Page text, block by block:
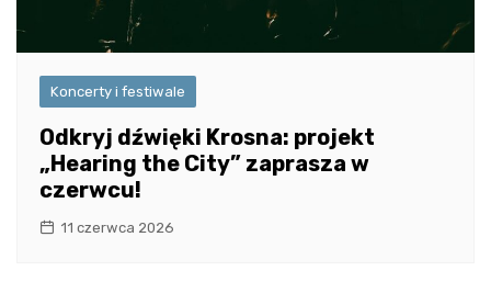
Koncerty i festiwale
Odkryj dźwięki Krosna: projekt
„Hearing the City” zaprasza w
czerwcu!
11 czerwca 2026